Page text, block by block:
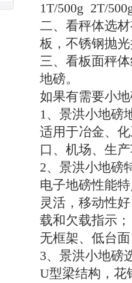
1T/500g 2T/
二、看秤体选
板，不锈钢抛
三、看板面秤
地磅。
如果有需要小
1、景洪小地磅
适用于冶金、
口、机场、生
2、景洪小地磅
电子地磅性能
灵活，移动性
载和欠载指示
无框架、低台
3、景洪小地磅
U型梁结构，花